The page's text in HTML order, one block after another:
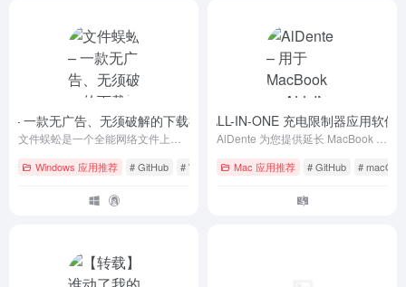
– 一款无广告、无须破解的下载神器
- v2.82
Windows 应用推荐 # GitHub # Windows # 下载
AlDente – 用于 MacBook 的 ALL-IN-ONE 充电限制器应用软件
Mac 应用推荐 # GitHub # macOS